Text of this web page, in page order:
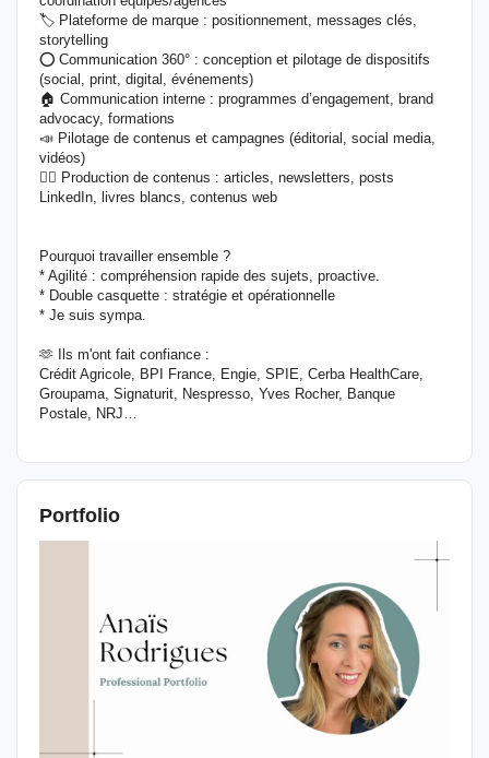
🏷️ Plateforme de marque : positionnement, messages clés,
storytelling
⭕ Communication 360° : conception et pilotage de dispositifs
(social, print, digital, événements)
🏠 Communication interne : programmes d’engagement, brand
advocacy, formations
📣 Pilotage de contenus et campagnes (éditorial, social media,
vidéos)
✍🏼 Production de contenus : articles, newsletters, posts
LinkedIn, livres blancs, contenus web
Pourquoi travailler ensemble ?
* Agilité : compréhension rapide des sujets, proactive.
* Double casquette : stratégie et opérationnelle
* Je suis sympa.
🫶 Ils m'ont fait confiance :
Crédit Agricole, BPI France, Engie, SPIE, Cerba HealthCare,
Groupama, Signaturit, Nespresso, Yves Rocher, Banque
Postale, NRJ…
Portfolio